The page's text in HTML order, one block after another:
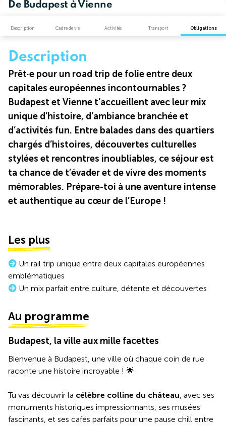
De Budapest à Vienne
Description Cadre de vie Activités Transport Obligations
Description
Prêt·e pour un road trip de folie entre deux
capitales européennes incontournables ?
Budapest et Vienne t’accueillent avec leur mix
unique d’histoire, d’ambiance branchée et
d’activités fun. Entre balades dans des quartiers
chargés d’histoires, découvertes culturelles
stylées et rencontres inoubliables, ce séjour est
ta chance de t’évader et de vivre des moments
mémorables. Prépare-toi à une aventure intense
et authentique au cœur de l’Europe !
Les plus
Un rail trip unique entre deux capitales européennes
emblématiques
Un mix parfait entre culture, détente et découvertes
Au programme
Budapest, la ville aux mille facettes
Bienvenue à Budapest, une ville où chaque coin de rue
raconte une histoire incroyable ! 🌟
Tu vas découvrir la célèbre colline du château, avec ses
monuments historiques impressionnants, ses musées
fascinants, et ses cafés parfaits pour une pause chill entre